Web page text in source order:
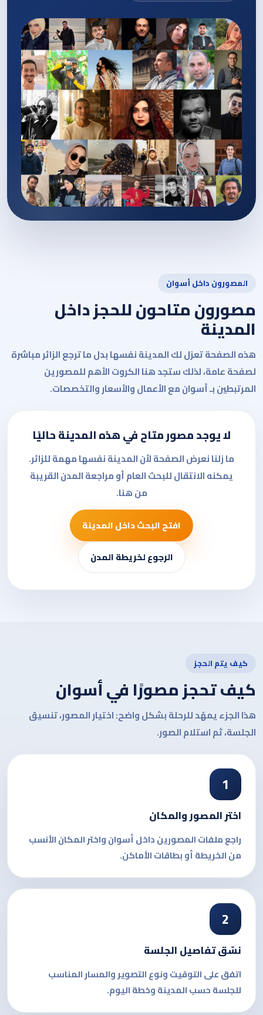
المصورون داخل أسوان
مصورون متاحون للحجز داخل
المدينة
هذه الصفحة تعزل لك المدينة نفسها بدل ما ترجع الزائر مباشرة
لصفحة عامة، لذلك ستجد هنا الكروت الأهم للمصورين
المرتبطين بـ أسوان مع الأعمال والأسعار والتخصصات.
لا يوجد مصور متاح في هذه المدينة حاليًا
ما زلنا نعرض الصفحة لأن المدينة نفسها مهمة للزائر.
يمكنه الانتقال للبحث العام أو مراجعة المدن القريبة
من هنا.
افتح البحث داخل المدينة
الرجوع لخريطة المدن
كيف يتم الحجز
كيف تحجز مصورًا في أسوان
هذا الجزء يمهّد للرحلة بشكل واضح: اختيار المصور، تنسيق
الجلسة، ثم استلام الصور.
1
اختر المصور والمكان
راجع ملفات المصورين داخل أسوان واختر المكان الأنسب
من الخريطة أو بطاقات الأماكن.
2
نسّق تفاصيل الجلسة
اتفق على التوقيت ونوع التصوير والمسار المناسب
للجلسة حسب المدينة وخطة اليوم.